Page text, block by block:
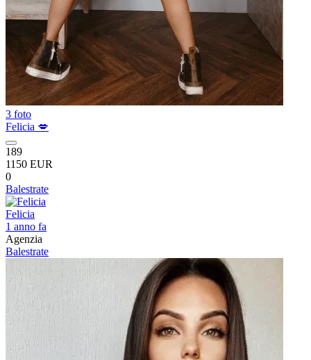
3 foto
Felicia 💋
189
1150 EUR
0
Balestrate
Felicia
1 anno fa
Agenzia
Balestrate